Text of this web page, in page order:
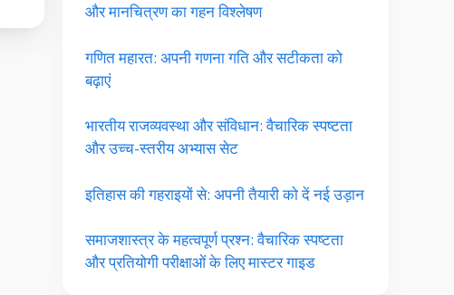
और मानचित्रण का गहन विश्लेषण
गणित महारत: अपनी गणना गति और सटीकता को
बढ़ाएं
भारतीय राजव्यवस्था और संविधान: वैचारिक स्पष्टता
और उच्च-स्तरीय अभ्यास सेट
इतिहास की गहराइयों से: अपनी तैयारी को दें नई उड़ान
समाजशास्त्र के महत्वपूर्ण प्रश्न: वैचारिक स्पष्टता
और प्रतियोगी परीक्षाओं के लिए मास्टर गाइड